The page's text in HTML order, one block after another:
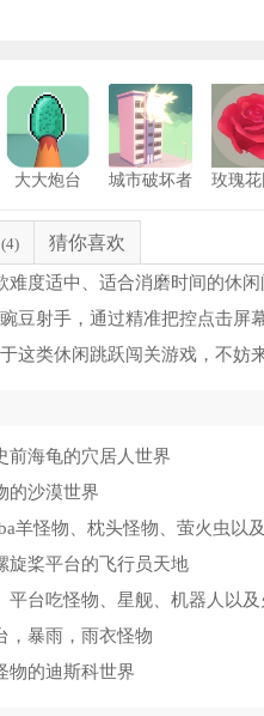
大大炮台
城市破坏者
玫瑰花
(4) 猜你喜欢
度适中、适合消磨时间的休
豆射手，通过精准把控点击
这类休闲跳跃闯关游戏，不妨
前海龟的穴居人世界
的沙漠世界
羊怪物、枕头怪物、萤火虫以及
旋桨平台的飞行员天地
台吃怪物、星舰、机器人以及
，暴雨，雨衣怪物
物的迪斯科世界